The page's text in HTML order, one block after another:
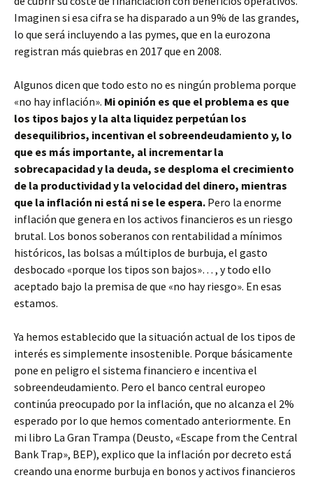
Imaginen si esa cifra se ha disparado a un 9% de las grandes,
lo que será incluyendo a las pymes, que en la eurozona
registran más quiebras en 2017 que en 2008.
Algunos dicen que todo esto no es ningún problema porque
«no hay inflación». Mi opinión es que el problema es que
los tipos bajos y la alta liquidez perpetúan los
desequilibrios, incentivan el sobreendeudamiento y, lo
que es más importante, al incrementar la
sobrecapacidad y la deuda, se desploma el crecimiento
de la productividad y la velocidad del dinero, mientras
que la inflación ni está ni se le espera. Pero la enorme
inflación que genera en los activos financieros es un riesgo
brutal. Los bonos soberanos con rentabilidad a mínimos
históricos, las bolsas a múltiplos de burbuja, el gasto
desbocado «porque los tipos son bajos»… , y todo ello
aceptado bajo la premisa de que «no hay riesgo». En esas
estamos.
Ya hemos establecido que la situación actual de los tipos de
interés es simplemente insostenible. Porque básicamente
pone en peligro el sistema financiero e incentiva el
sobreendeudamiento. Pero el banco central europeo
continúa preocupado por la inflación, que no alcanza el 2%
esperado por lo que hemos comentado anteriormente. En
mi libro La Gran Trampa (Deusto, «Escape from the Central
Bank Trap», BEP), explico que la inflación por decreto está
creando una enorme burbuja en bonos y activos financieros